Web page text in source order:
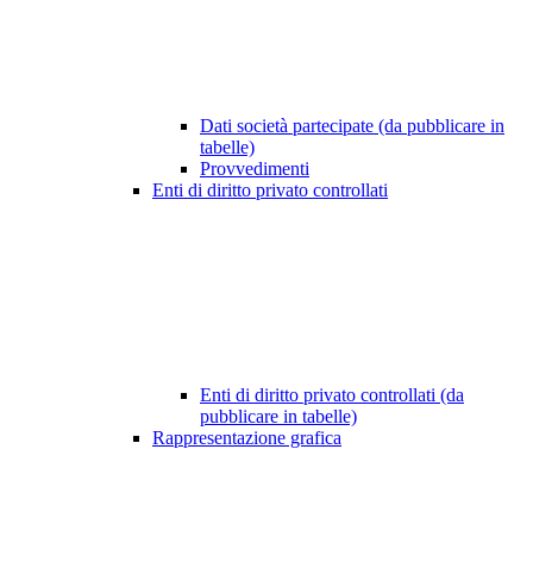
Dati società partecipate (da pubblicare in
tabelle)
Provvedimenti
Enti di diritto privato controllati
Enti di diritto privato controllati (da
pubblicare in tabelle)
Rappresentazione grafica